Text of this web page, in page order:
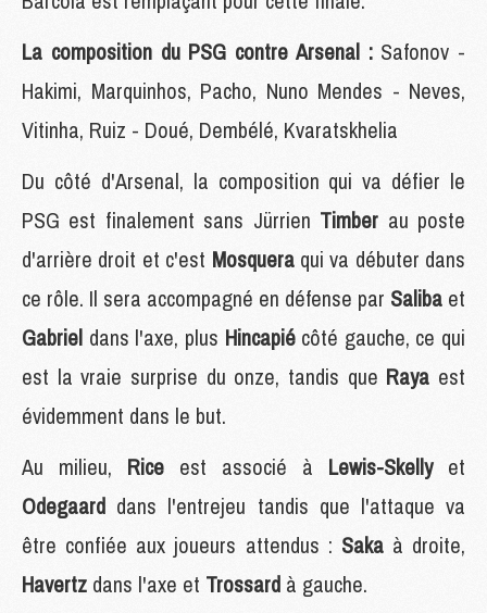
La composition du PSG contre Arsenal : Safonov -
Hakimi, Marquinhos, Pacho, Nuno Mendes - Neves,
Vitinha, Ruiz - Doué, Dembélé, Kvaratskhelia
Du côté d'Arsenal, la composition qui va défier le
PSG est finalement sans Jürrien Timber au poste
d'arrière droit et c'est Mosquera qui va débuter dans
ce rôle. Il sera accompagné en défense par Saliba et
Gabriel dans l'axe, plus Hincapié côté gauche, ce qui
est la vraie surprise du onze, tandis que Raya est
évidemment dans le but.
Au milieu, Rice est associé à Lewis-Skellyet
Odegaard dans l'entrejeu tandis que l'attaque va
être confiée aux joueurs attendus : Saka à droite,
Havertz dans l'axe et Trossard à gauche.